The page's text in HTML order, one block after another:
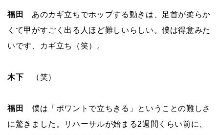
福田
あのカギ立ちでホップする動きは、足首が柔らか
くて甲がすごく出る人ほど難しいらしい。僕は得意みた
いです、カギ立ち（笑）。
木下 （笑）
福田
僕は「ポワントで立ちきる」ということの難しさ
に驚きました。リハーサルが始まる2週間くらい前に、